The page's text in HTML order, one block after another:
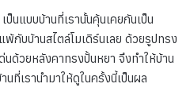
นแบบบ้านที่เรานั้นคุ้นเคยกันเป็น
กับบ้านสไตล์โมเดิร์นเลย ด้วยรูปทรง
นด้วยหลังคาทรงปั้นหยา จึงทำให้บ้าน
ที่เรานำมาให้ดูในครั้งนี้เป็นผล